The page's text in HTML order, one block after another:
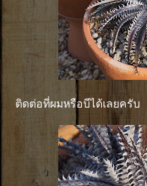
ติดต่อที่ผมหรือบีได้เลยครับ